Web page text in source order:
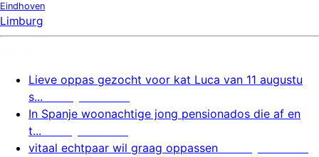
Eindhoven
Limburg
Lieve oppas gezocht voor kat Luca van 11 augustu
s...
In Spanje woonachtige jong pensionados die af en
t...
vitaal echtpaar wil graag oppassen